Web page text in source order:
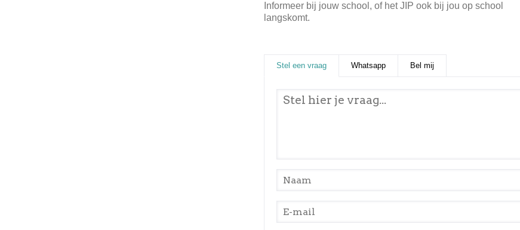
Informeer bij jouw school, of het JIP ook bij jou op school
langskomt.
Stel een vraag (actieve tabblad)
Whatsapp Bel mij
Stel een vraag
Naam
E-mail *